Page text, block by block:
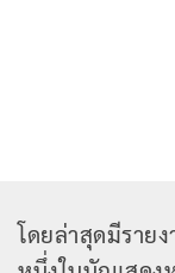
โดยล่าสุดมีราย